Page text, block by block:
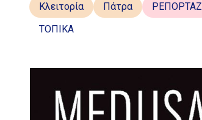
Κλειτορία
Πάτρα
ΡΕΠΟΡΤΑΖ
ΤΟΠΙΚΑ